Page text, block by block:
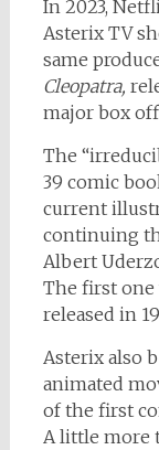
In 2023,
Asterix TV
same
Cleopatra,
major box
The
39 comic
current
continuing
Albert
The first one
released in
Asterix also
animated
of the first
A little more